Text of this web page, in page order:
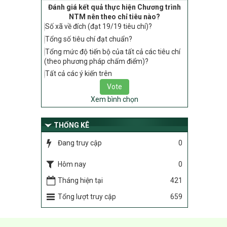
tiêu chí, điều kiện thuộc Bộ tiêu chí quốc
gia về nông thôn mới giai đoạn 2026 –
2030 thuộc phạm vi quản lý nhà nước
của Bộ Nông nghiệp và Môi trường
417/QĐ-BNNMT
Phê duyệt Chương trình mục tiêu quốc
gia xây dựng nông thôn mới, giảm nghèo
bền vững và phát triển kinh tế – xã hội
vùng đồng bào dân tộc thiểu số và miền
núi giai đoạn 2026-2035, giai đoạn I: Từ
Nghị quyết số 08/2026/NQ-HĐND
Quy định nguyên tắc, tiêu chí, định mức
Chương trình mục tiêu quốc gia xây dựng
nông thôn mới, giảm nghèo bền vững và
phát triển kinh tế – xã hội vùng đồng bào
2026 – 2030 trên địa bàn tỉnh Nghệ An
Đánh giá kết quả thực hiện Chương trình
NTM nên theo chỉ tiêu nào?
Số xã về đích (đạt 19/19 tiêu chí)?
Tổng số tiêu chí đạt chuẩn?
Tổng mức độ tiến bộ của tất cả các tiêu chí
(theo phương pháp chấm điểm)?
Tất cả các ý kiến trên
Xem bình chọn
THỐNG KÊ
Đang truy cập 0
Hôm nay
0
Tháng hiện tại
421
Tổng lượt truy cập
659